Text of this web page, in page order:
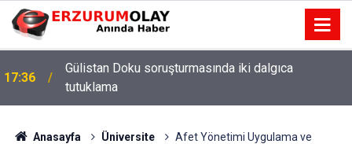
17:36
Gülistan Doku soruşturmasında iki dalgıca
tutuklama
Anasayfa Üniversite
Afet Yönetimi Uygulama ve